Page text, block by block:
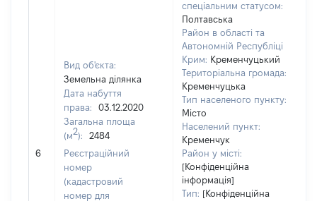
6
Вид об'єкта:
Земельна ділянка
Дата набуття
права:
03.12.2020
Загальна площа
(м2):
2484
Реєстраційний
номер
(кадастровий
номер для
спеціальним статусом:
Полтавська
Район в області та
Автономній Республіці
Крим: Кременчуцький
Територіальна громада:
Кременчуцька
Тип населеного пункту:
Місто
Населений пункт:
Кременчук
Район у місті:
[Конфіденційна
інформація]
Тип: [Конфіденційна